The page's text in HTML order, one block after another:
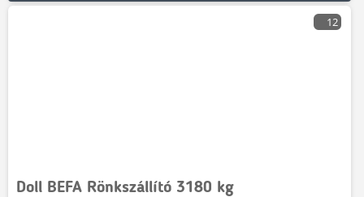
12
Doll BEFA Rönkszállító 3180 kg